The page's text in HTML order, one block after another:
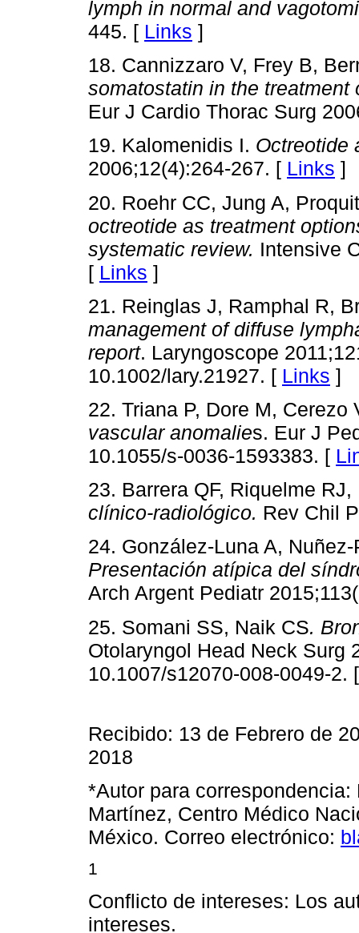
lymph in normal and
445. [ Links ]
18. Cannizzaro V, Frey B,
somatostatin in the
Eur J Cardio Thorac Surg
19. Kalomenidis I. Octreotide
2006;12(4):264-267. [ Links ]
20. Roehr CC, Jung A,
octreotide as treatment
systematic review. Intensive
[ Links ]
21. Reinglas J, Ramphal R,
management of diffuse
report. Laryngoscope
10.1002/lary.21927. [ Links ]
22. Triana P, Dore M, Cerezo
vascular anomalies. Eur J
10.1055/s-0036-1593383. [
23. Barrera QF, Riquelme
clínico-radiológico. Rev Chil
24. González-Luna A,
Presentación atípica del
Arch Argent Pediatr
25. Somani SS, Naik CS.
Otolaryngol Head Neck Surg
10.1007/s12070-008-0049-2.
Recibido: 13 de Febrero de
2018
*Autor para
Martínez, Centro Médico
México. Correo electrónico:
1
Conflicto de intereses: Los
intereses.